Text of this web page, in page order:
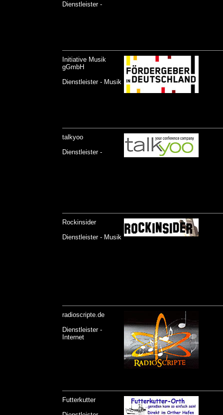
Dienstleister -
Initiative Musik
gGmbH
Dienstleister - Musik
talkyoo
Dienstleister -
Rockinsider
Dienstleister - Musik
radioscripte.de
Dienstleister -
Internet
Futterkutter